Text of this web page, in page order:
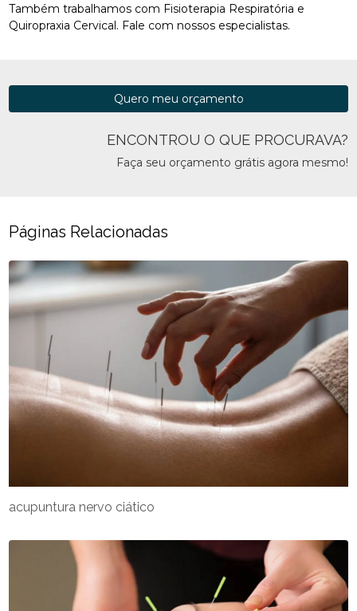
Também trabalhamos com Fisioterapia Respiratória e
Quiropraxia Cervical. Fale com nossos especialistas.
ENCONTROU O QUE PROCURAVA?
Faça seu orçamento grátis agora mesmo!
Quero meu orçamento
Páginas Relacionadas
acupuntura nervo ciático